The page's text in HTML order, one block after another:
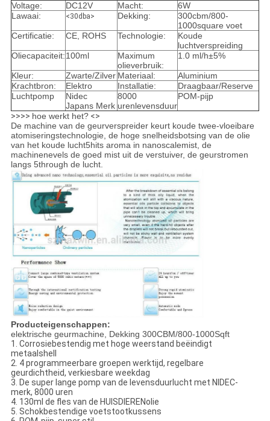
Voltage:
DC12V Macht:
6W
Lawaai:
<30dba> Dekking:
300cbm/800-
1000square voet
Certificatie:
CE, ROHS Technologie:
Koude
luchtverspreiding
Oliecapaciteit:100ml
Maximum
olieverbruik:
1.0 ml/h±5%
Kleur: Zwarte/Zilver Materiaal:
Aluminium
Krachtbron:
Elektro Installatie:
Draagbaar/Reserve
Luchtpomp
Nidec
Japans Merk
8000
urenlevensduur
POM-pijp
>>>> hoe werkt het?<>
De machine van de geurverspreider keurt koude twee-vloeibare
atomiseringstechnologie, de hoge snelheidsbotsing van de olie
van het koude lucht5hits aroma in nanoscalemist, de
machinenevels de goed mist uit de verstuiver, de geurstromen
langs 5through de lucht.
Producteigenschappen:
elektrische geurmachine, Dekking 300CBM/800-1000Sqft
1. Corrosiebestendig met hoge weerstand beëindigt
metaalshell
2. 4 programmeerbare groepen werktijd, regelbare
geurdichtheid, verkiesbare weekdag
3. De super lange pomp van de levensduurlucht met NIDEC-
merk, 8000 uren
4. 130ml de fles van de HUISDIERENolie
5. Schokbestendige voetstootkussens